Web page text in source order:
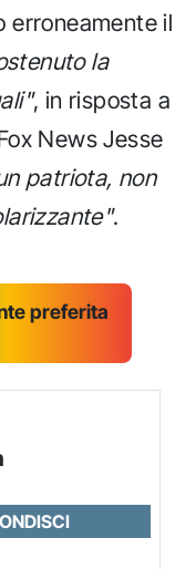
erroneamente il
la
, in risposta a
News Jesse
patriota, non
.
preferita